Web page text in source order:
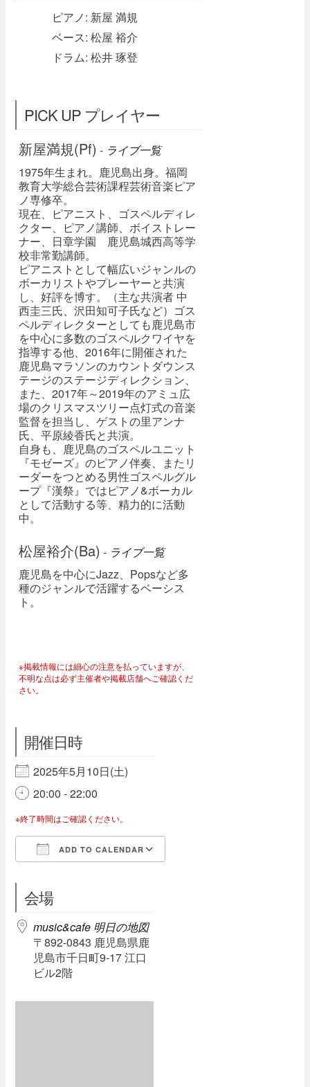
ピアノ: 新屋 満規
ベース: 松屋 裕介
ドラム: 松井 琢登
PICK UP プレイヤー
新屋満規(Pf) - ライブ一覧
1975年生まれ。鹿児島出身。福岡
教育大学総合芸術課程芸術音楽ピア
ノ専修卒。
現在、ピアニスト、ゴスペルディレ
クター、ピアノ講師、ボイストレー
ナー、日章学園 鹿児島城西高等学
校非常勤講師。
ピアニストとして幅広いジャンルの
ボーカリストやプレーヤーと共演
し、好評を博す。（主な共演者 中
西圭三氏、沢田知可子氏など）ゴス
ペルディレクターとしても鹿児島市
を中心に多数のゴスペルクワイヤを
指導する他、2016年に開催された
鹿児島マラソンのカウントダウンス
テージのステージディレクション、
また、2017年～2019年のアミュ広
場のクリスマスツリー点灯式の音楽
監督を担当し、ゲストの里アンナ
氏、平原綾香氏と共演。
自身も、鹿児島のゴスペルユニット
『モゼーズ』のピアノ伴奏、またリ
ーダーをつとめる男性ゴスペルグル
ープ『漢祭』ではピアノ&ボーカル
として活動する等、精力的に活動
中。
松屋裕介(Ba) - ライブ一覧
鹿児島を中心にJazz、Popsなど多
種のジャンルで活躍するベーシス
ト。
※掲載情報には細心の注意を払っていますが、
不明な点は必ず主催者や掲載店舗へご確認くだ
さい。
開催日時
2025年5月10日(土)
20:00 - 22:00
※終了時間はご確認ください。
ADD TO CALENDAR
会場
music&cafe 明日の地図
〒892-0843 鹿児島県鹿
児島市千日町9-17 江口
ビル2階